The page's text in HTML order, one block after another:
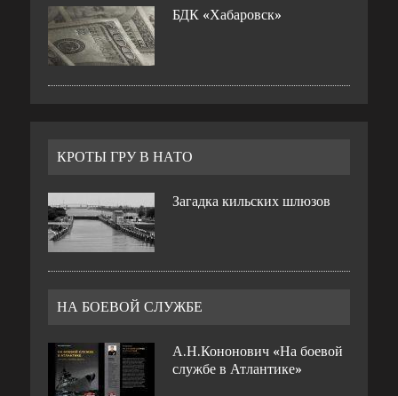
БДК «Хабаровск»
КРОТЫ ГРУ В НАТО
Загадка кильских шлюзов
НА БОЕВОЙ СЛУЖБЕ
А.Н.Кононович «На боевой
службе в Атлантике»